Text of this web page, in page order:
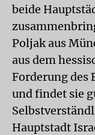
beide
Poljak aus
aus dem
Forderung des
und findet sie
Hauptstadt